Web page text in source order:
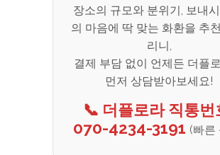
장소의 규모와 분위기, 보내
의 마음에 딱 맞는 화환을 추
리니,
결제 부담 없이 언제든 더플
먼저 상담받아보세요!
📞 더플로라 직통번
070-4234-3191 (빠른